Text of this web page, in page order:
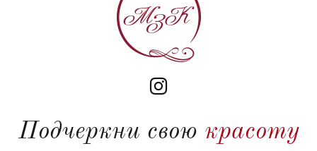
Подчеркни свою красоту